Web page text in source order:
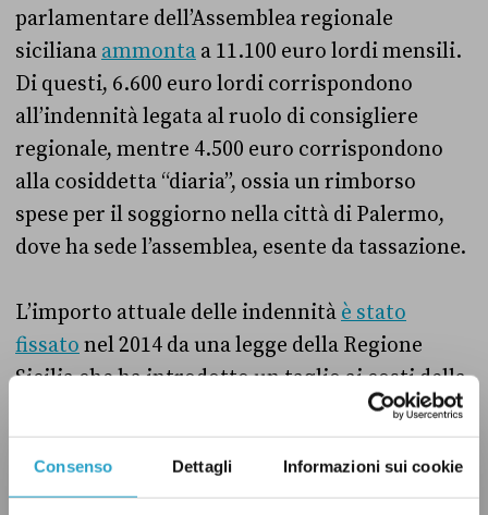
Consenso Dettagli Informazioni sui cookie
parlamentare dell’Assemblea regionale
siciliana ammonta a 11.100 euro lordi mensili.
Di questi, 6.600 euro lordi corrispondono
all’indennità legata al ruolo di consigliere
regionale, mentre 4.500 euro corrispondono
alla cosiddetta “diaria”, ossia un rimborso
spese per il soggiorno nella città di Palermo,
dove ha sede l’assemblea, esente da tassazione.
L’importo attuale delle indennità è stato
fissato nel 2014 da una legge della Regione
Sicilia che ha introdotto un taglio ai costi della
politica locale. Dal 1965, infatti, l’indennità dei
parlamentari dell’Assemblea regionale
sicilianaera agganciata
a quella dei magistrati